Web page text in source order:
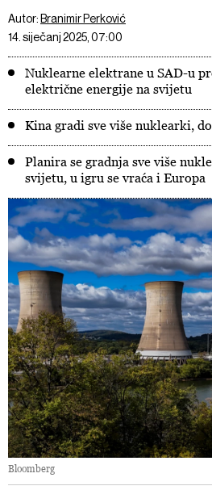
Autor: Branimir Perković
14. siječanj 2025, 07:00
Nuklearne elektrane u SAD-u
električne energije na svijetu
Kina gradi sve više nuklearki,
Planira se gradnja sve više
svijetu, u igru se vraća i Europa
Bloomberg